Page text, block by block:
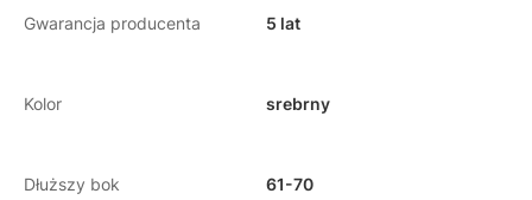
Gwarancja producenta 5 lat
Kolor srebrny
Dłuższy bok 61-70